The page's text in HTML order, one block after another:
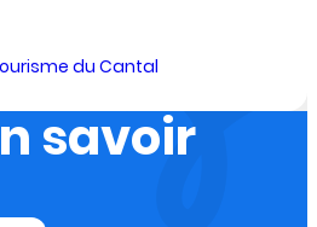
du Cantal
savoir